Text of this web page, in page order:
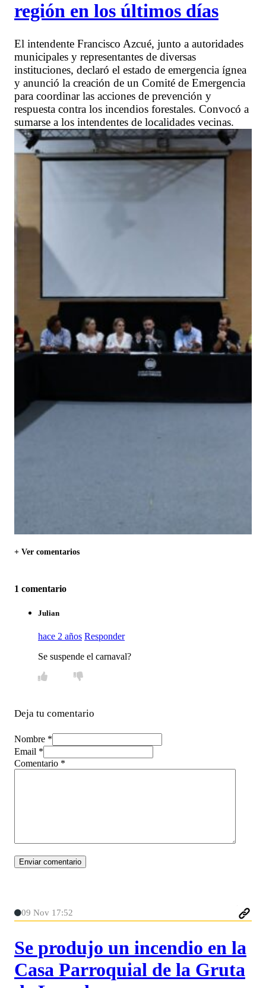
región en los últimos días
El intendente Francisco Azcué, junto a autoridades
municipales y representantes de diversas
instituciones, declaró el estado de emergencia ígnea
y anunció la creación de un Comité de Emergencia
para coordinar las acciones de prevención y
respuesta contra los incendios forestales. Convocó a
sumarse a los intendentes de localidades vecinas.
+ Ver comentarios
1 comentario
Julian
hace 2 años Responder
Se suspende el carnaval?
Deja tu comentario
Nombre *
Email *
Comentario *
09 Nov 17:52
Se produjo un incendio en la
Casa Parroquial de la Gruta